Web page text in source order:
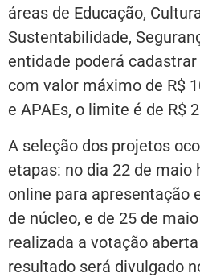
áreas de Educação,
Sustentabilidade,
entidade poderá
com valor máximo de R$
e APAEs, o limite é de R$
A seleção dos projetos
etapas: no dia 22 de maio
online para apresentação
de núcleo, e de 25 de
realizada a votação
resultado será divulgado